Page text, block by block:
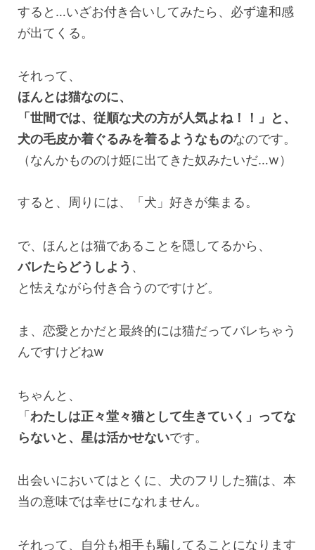
すると…いざお付き合いしてみたら、必ず違和感
が出てくる。
それって、
ほんとは猫なのに、
「世間では、従順な犬の方が人気よね！！」と、
犬の毛皮か着ぐるみを着るようなものなのです。
（なんかもののけ姫に出てきた奴みたいだ…w）
すると、周りには、「犬」好きが集まる。
で、ほんとは猫であることを隠してるから、
バレたらどうしよう 、
と怯えながら付き合うのですけど。
ま、恋愛とかだと最終的には猫だってバレちゃう
んですけどねw
ちゃんと、
「わたしは正々堂々猫として生きていく」ってな
らないと、星は活かせないです。
出会いにおいてはとくに、犬のフリした猫は、本
当の意味では幸せになれません。
それって、自分も相手も騙してることになります